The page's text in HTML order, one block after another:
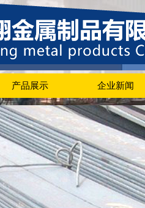
产品展示 企业新闻